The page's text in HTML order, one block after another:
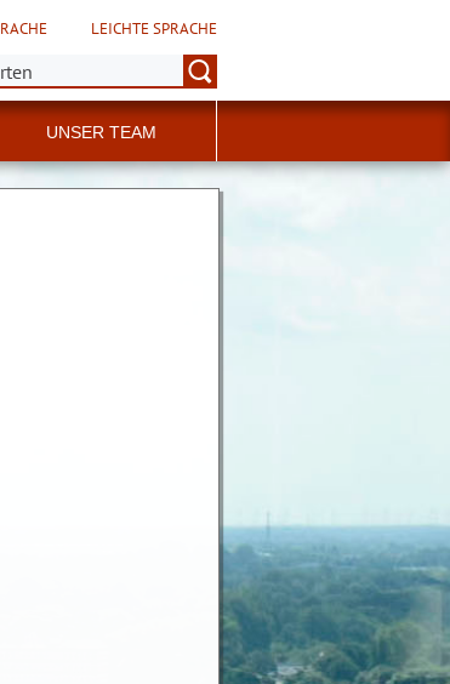
LEICHTE SPRACHE
UNSER TEAM